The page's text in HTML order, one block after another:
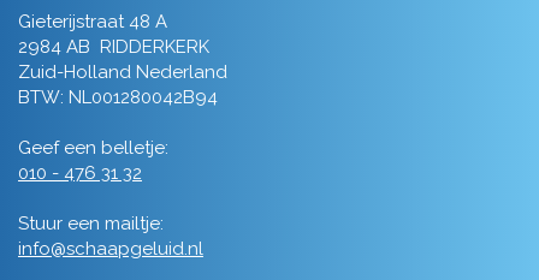
Gieterijstraat 48 A
2984 AB RIDDERKERK
Zuid-Holland Nederland
BTW: NL001280042B94
Geef een belletje:
010 - 476 31 32
Stuur een mailtje:
info@schaapgeluid.nl